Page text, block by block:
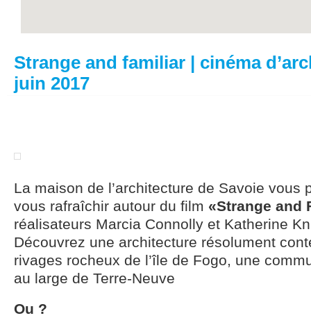
Strange and familiar | cinéma
juin 2017
La maison de l’architecture de Savoie vous
vous rafraîchir autour du film «Strange and
réalisateurs Marcia Connolly et Katherine
Découvrez une architecture résolument
rivages rocheux de l’île de Fogo, une
au large de Terre-Neuve
Ou ?